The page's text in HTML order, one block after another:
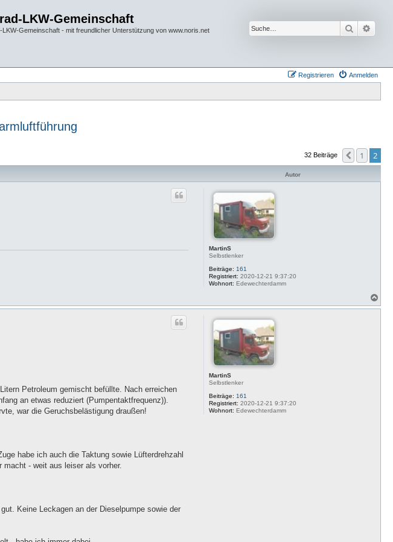
LKW-Gemeinschaft
LKW-Gemeinschaft - mit freundlicher Unterstützung von www.noris.net Suche
Anmelden
Registrieren
32 Beiträge Vorherige
1 2
Autor
MartinS
Selbstlenker
Beiträge: 161
Registriert: 2020-12-21 9:37:20
Wohnort: Edewechterdamm
a
MartinS
Selbstlenker
Beiträge: 161
Registriert: 2020-12-21 9:37:20
Wohnort: Edewechterdamm
Petroleum gemischt befüllte. Nach erreichen
an etwas reduziert (Pumpentaktfrequenz)).
war die Geruchsbelästigung draußen!
habe ich auch die Taktung sowie Lüfterdrehzahl
macht - weit aus leiser als vorher.
Keine Leckagen an der Dieselpumpe sowie der